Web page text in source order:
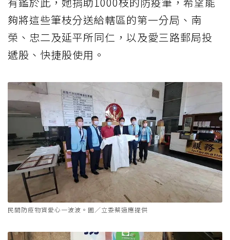
夠將這些筆枝分送給轄區的第一分局、南
榮、忠二及延平所同仁，以及愛三路郵局投
遞股、快捷股使用。
民間防疫物資愛心一波波。圖／立委蔡適應提供